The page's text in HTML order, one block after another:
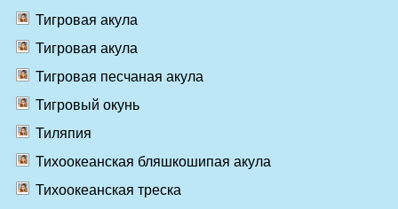
Тигровая акула
Тигровая акула
Тигровая песчаная акула
Тигровый окунь
Тиляпия
Тихоокеанская бляшкошипая акула
Тихоокеанская треска